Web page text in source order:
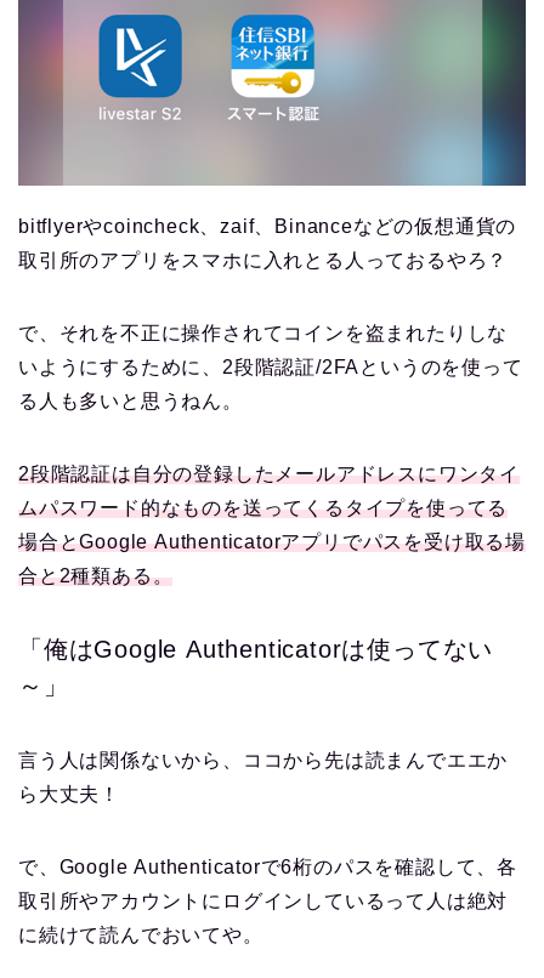
bitflyerやcoincheck、zaif、Binanceなどの仮想通貨の
取引所のアプリをスマホに入れとる人っておるやろ？
で、それを不正に操作されてコインを盗まれたりしな
いようにするために、2段階認証/2FAというのを使って
る人も多いと思うねん。
2段階認証は自分の登録したメールアドレスにワンタイ
ムパスワード的なものを送ってくるタイプを使ってる
場合とGoogle Authenticatorアプリでパスを受け取る場
合と2種類ある。
「俺はGoogle Authenticatorは使ってない
～」
言う人は関係ないから、ココから先は読まんでエエか
ら大丈夫！
で、Google Authenticatorで6桁のパスを確認して、各
取引所やアカウントにログインしているって人は絶対
に続けて読んでおいてや。